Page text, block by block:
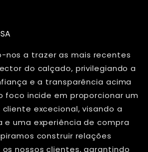
nos a trazer as mais recentes
do calçado, privilegiando a
e a transparência acima
foco incide em proporcionar um
excecional, visando a
e uma experiência de compra
construir relações
nossos clientes, garantindo